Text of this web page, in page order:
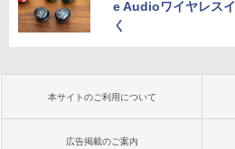
e Audioワイヤレス
く
本サイトのご利用について
広告掲載のご案内